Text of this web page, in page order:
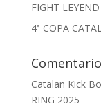
FIGHT LEYEND
4ª COPA
Catalan Kick
RING 2025